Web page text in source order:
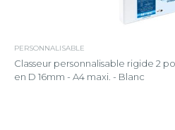
PERSONNALISABLE
Classeur personnalisable rigide 2
en D 16mm - A4 maxi. - Blanc